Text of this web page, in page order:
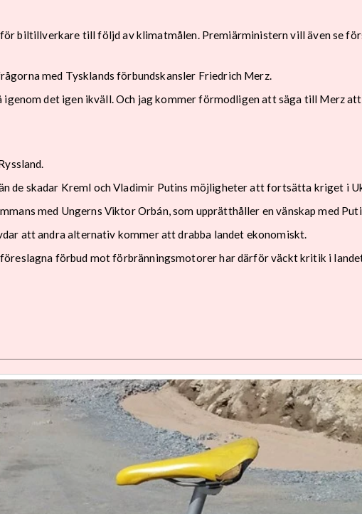
biltillverkare till följd av klimatmålen. Premiärministern vill även se
med Tysklands förbundskansler Friedrich Merz.
det igen ikväll. Och jag kommer förmodligen att säga till Merz
de skadar Kreml och Vladimir Putins möjligheter att fortsätta kriget i
med Ungerns Viktor Orbán, som upprätthåller en vänskap med
att andra alternativ kommer att drabba landet ekonomiskt.
förbud mot förbränningsmotorer har därför väckt kritik i